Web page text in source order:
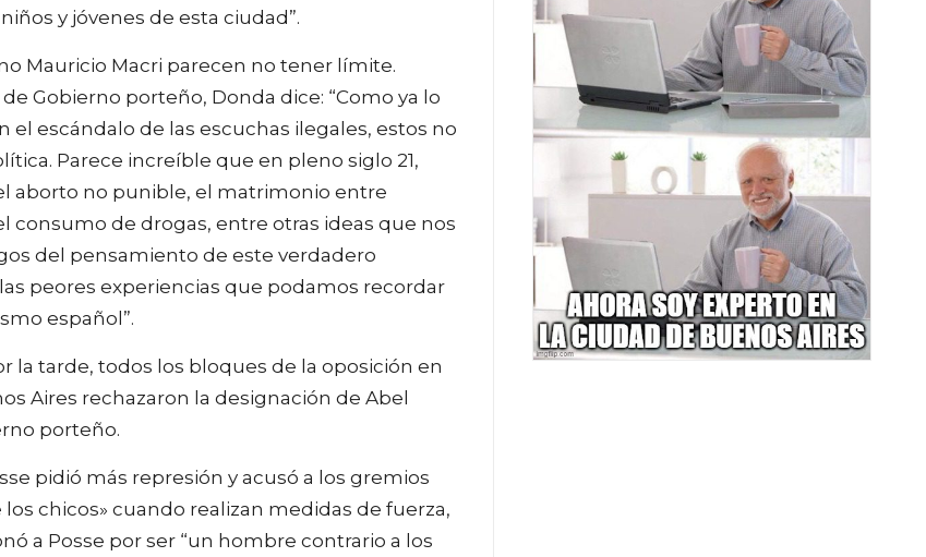
y jóvenes de esta ciudad”.
Mauricio Macri parecen no tener límite.
Gobierno porteño, Donda dice: “Como ya lo
el escándalo de las escuchas ilegales, estos no
Parece increíble que en pleno siglo 21,
aborto no punible, el matrimonio entre
consumo de drogas, entre otras ideas que nos
del pensamiento de este verdadero
peores experiencias que podamos recordar
español”.
la tarde, todos los bloques de la oposición en
Aires rechazaron la designación de Abel
porteño.
pidió más represión y acusó a los gremios
chicos» cuando realizan medidas de fuerza,
a Posse por ser “un hombre contrario a los